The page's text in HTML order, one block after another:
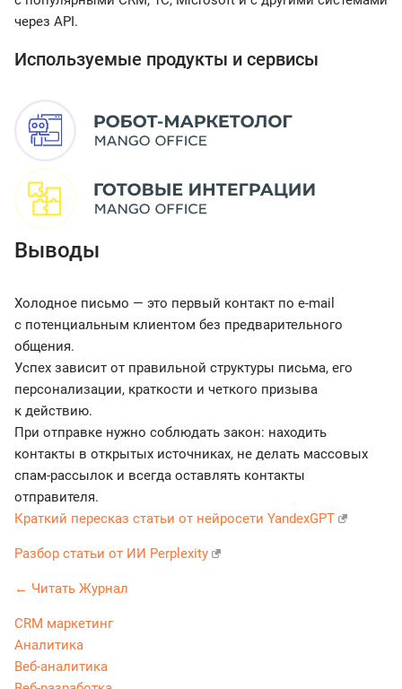
через API.
Используемые продукты и сервисы
Выводы
Холодное письмо — это первый контакт по e-mail
с потенциальным клиентом без предварительного
общения.
Успех зависит от правильной структуры письма, его
персонализации, краткости и четкого призыва
к действию.
При отправке нужно соблюдать закон: находить
контакты в открытых источниках, не делать массовых
спам-рассылок и всегда оставлять контакты
отправителя.
Краткий пересказ статьи от нейросети YandexGPT
Разбор статьи от ИИ Perplexity
← Читать Журнал
CRM маркетинг
Аналитика
Веб-аналитика